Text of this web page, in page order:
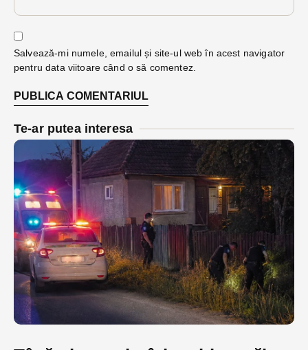
Salvează-mi numele, emailul și site-ul web în acest navigator
pentru data viitoare când o să comentez.
Te-ar putea interesa